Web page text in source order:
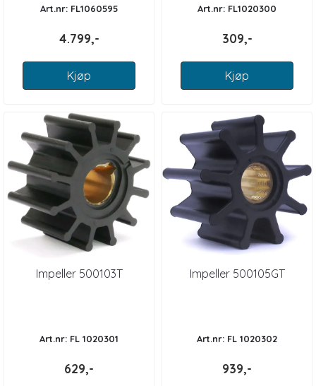
Art.nr: FL1060595
4.799,-
Kjøp
Art.nr: FL1020300
309,-
Kjøp
Impeller 500103T
Art.nr: FL 1020301
629,-
Impeller 500105GT
Art.nr: FL 1020302
939,-